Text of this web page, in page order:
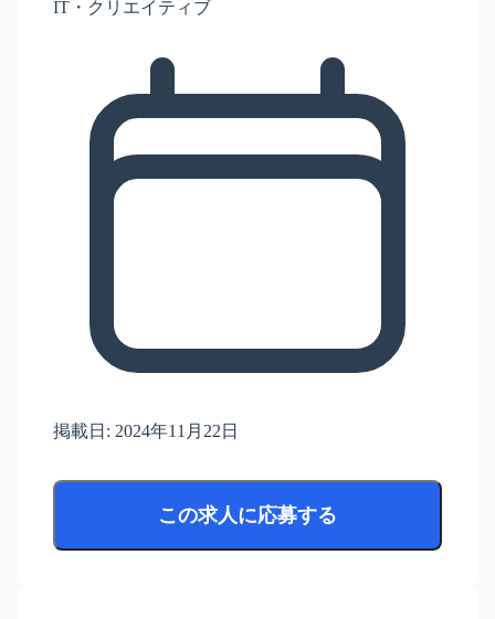
IT・クリエイティブ
掲載日: 2024年11月22日
この求人に応募する